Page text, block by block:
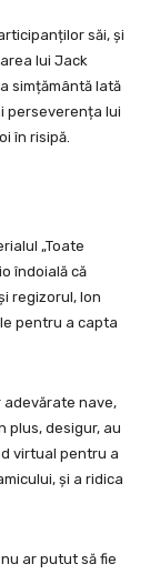
săi, și
lui Jack
simțământă lată
perseverența lui
în risipă.
„Toate
îndoială că
regizorul, Ion
pentru a capta
nave,
plus, desigur, au
virtual pentru a
și a ridica
ar putut să fie